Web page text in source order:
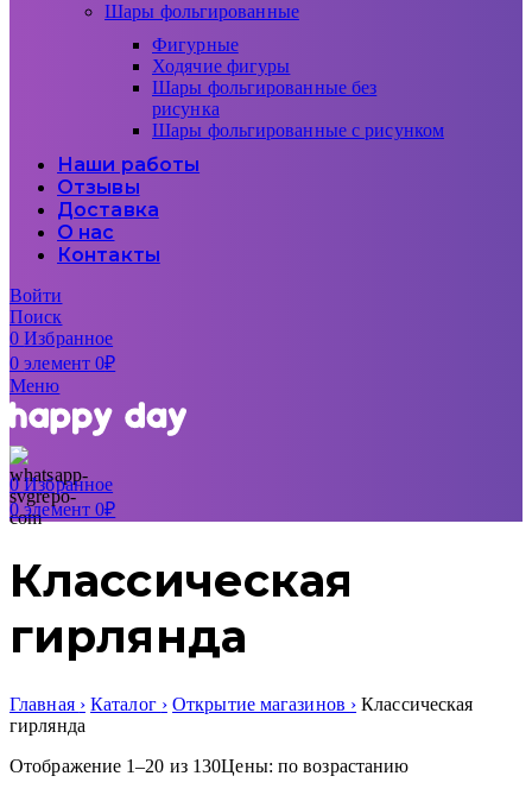
Шары фольгированные
Фигурные
Ходячие фигуры
Шары фольгированные без
рисунка
Шары фольгированные с рисунком
Наши работы
Отзывы
Доставка
О нас
Контакты
Войти
Поиск
0Избранное
0элемент 0₽
Меню
0Избранное
0элемент 0₽
Классическая
гирлянда
Главная Каталог Открытие магазинов
Классическая
гирлянда
Отображение 1–20 из 130Цены: по возрастанию